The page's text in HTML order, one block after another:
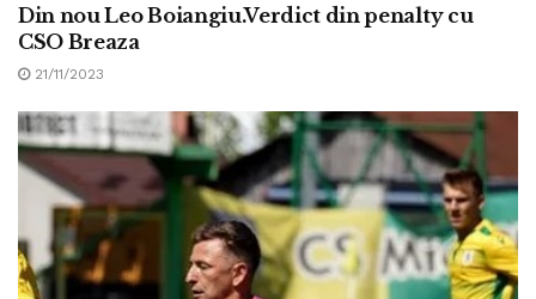
Din nou Leo Boiangiu.Verdict din penalty cu
CSO Breaza
21/11/2023